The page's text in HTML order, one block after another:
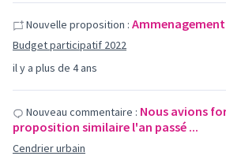
il y a plus de 4 ans
Nouvelle proposition :
Budget participatif 2022
Nouveau commentaire : Nous avions
proposition similaire l'an passé ...
Cendrier urbain